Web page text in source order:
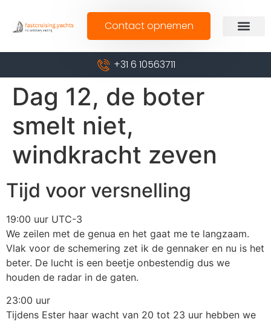
Contact opnemen
+31 6 10563711
Dag 12, de boter
smelt niet,
windkracht zeven
Tijd voor versnelling
19:00 uur UTC-3
We zeilen met de genua en het gaat me te langzaam.
Vlak voor de schemering zet ik de gennaker en nu is het
beter. De lucht is een beetje onbestendig dus we
houden de radar in de gaten.
23:00 uur
Tijdens Ester haar wacht van 20 tot 23 uur hebben we